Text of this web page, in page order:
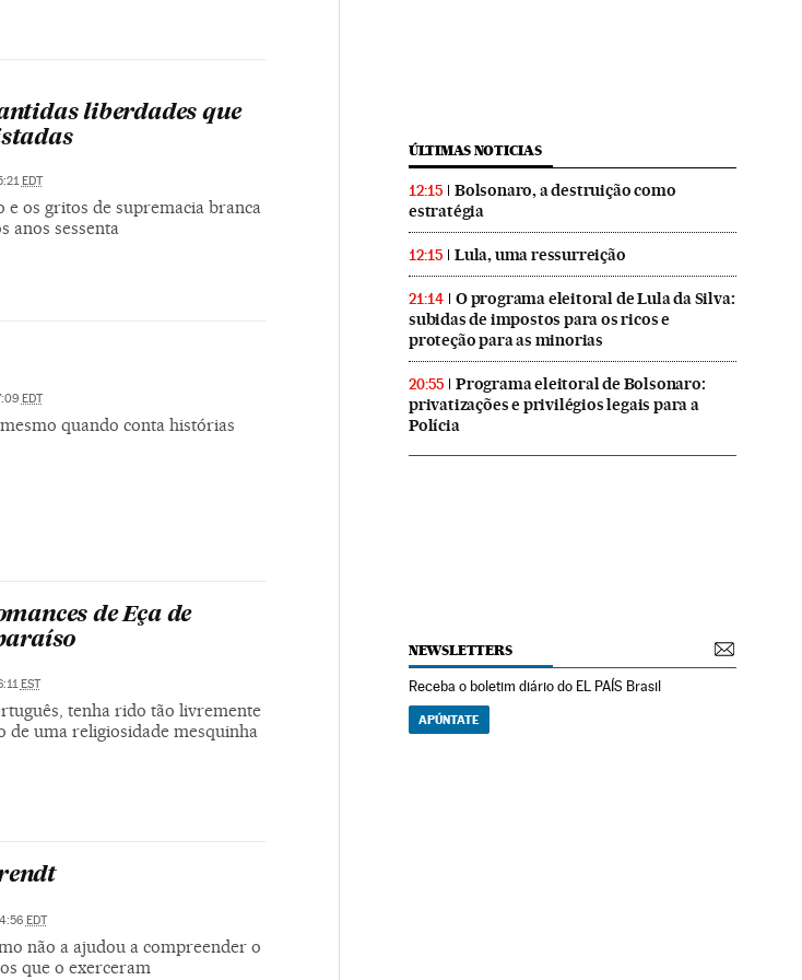
liberdades que
EDT
os gritos de supremacia branca
anos sessenta
EDT
quando conta histórias
de Eça de
EST
tenha rido tão livremente
de uma religiosidade mesquinha
EDT
não a ajudou a compreender o
que o exerceram
ÚLTIMAS NOTICIAS
12:15
Bolsonaro, a destruição como
estratégia
12:15 Lula, uma ressurreição
21:14
O programa eleitoral de Lula da Silva:
subidas de impostos para os ricos e
proteção para as minorias
20:55
Programa eleitoral de Bolsonaro:
privatizações e privilégios legais para a
Polícia
NEWSLETTERS
Receba o boletim diário do EL PAÍS Brasil
APÚNTATE